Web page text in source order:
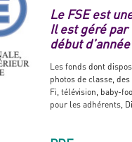
Le FSE est
Il est géré par
début
Les fonds dont
photos de classe,
Fi, télévision, baby-
pour les adhérents,